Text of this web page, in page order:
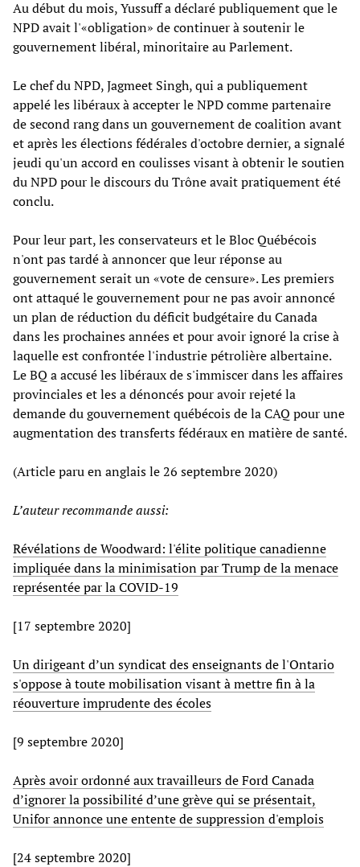
Au début du mois, Yussuff a déclaré publiquement que le
NPD avait l'«obligation» de continuer à soutenir le
gouvernement libéral, minoritaire au Parlement.
Le chef du NPD, Jagmeet Singh, qui a publiquement
appelé les libéraux à accepter le NPD comme partenaire
de second rang dans un gouvernement de coalition avant
et après les élections fédérales d'octobre dernier, a signalé
jeudi qu'un accord en coulisses visant à obtenir le soutien
du NPD pour le discours du Trône avait pratiquement été
conclu.
Pour leur part, les conservateurs et le Bloc Québécois
n'ont pas tardé à annoncer que leur réponse au
gouvernement serait un «vote de censure». Les premiers
ont attaqué le gouvernement pour ne pas avoir annoncé
un plan de réduction du déficit budgétaire du Canada
dans les prochaines années et pour avoir ignoré la crise à
laquelle est confrontée l'industrie pétrolière albertaine.
Le BQ a accusé les libéraux de s'immiscer dans les affaires
provinciales et les a dénoncés pour avoir rejeté la
demande du gouvernement québécois de la CAQ pour une
augmentation des transferts fédéraux en matière de santé.
(Article paru en anglais le 26 septembre 2020)
L’auteur recommande aussi:
Révélations de Woodward: l'élite politique canadienne
impliquée dans la minimisation par Trump de la menace
représentée par la COVID-19
[17 septembre 2020]
Un dirigeant d’un syndicat des enseignants de l'Ontario
s'oppose à toute mobilisation visant à mettre fin à la
réouverture imprudente des écoles
[9 septembre 2020]
Après avoir ordonné aux travailleurs de Ford Canada
d’ignorer la possibilité d’une grève qui se présentait,
Unifor annonce une entente de suppression d'emplois
[24 septembre 2020]